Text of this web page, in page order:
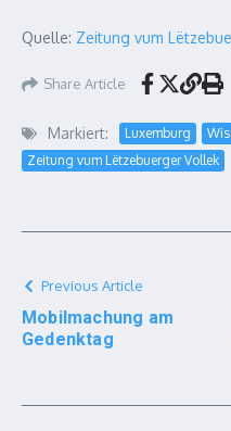
Quelle: Zeitung vum
Share Article
Markiert: Luxemburg
Zeitung vum Lëtzebuerger Vollek
Previous Article
Mobilmachung am
Gedenktag